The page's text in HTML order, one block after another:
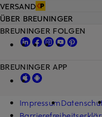
VERSAND
ÜBER BREUNINGER
BREUNINGER FOLGEN
BREUNINGER APP
Impressum